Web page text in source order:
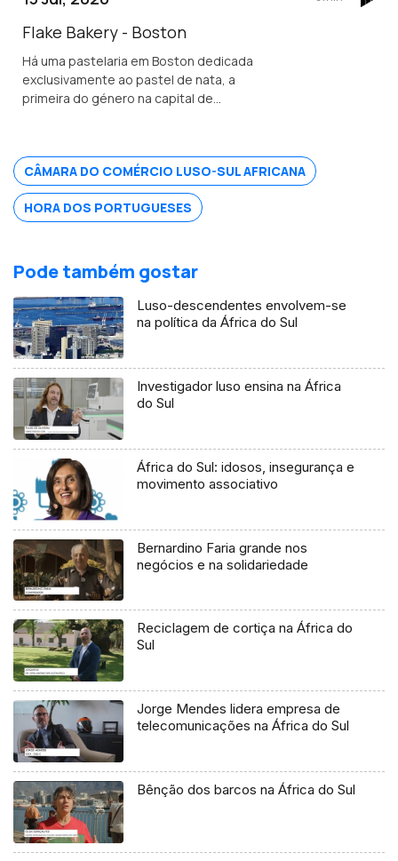
e um show audiovisual tecnológico.
Flake Bakery - Boston
Há uma pastelaria em Boston dedicada
exclusivamente ao pastel de nata, a
primeira do género na capital de
CÂMARA DO COMÉRCIO LUSO-SUL AFRICANA
HORA DOS PORTUGUESES
Pode também gostar
Luso-descendentes envolvem-se
na política da África do Sul
Investigador luso ensina na África
do Sul
África do Sul: idosos, insegurança e
movimento associativo
Bernardino Faria grande nos
negócios e na solidariedade
Reciclagem de cortiça na África do
Sul
Jorge Mendes lidera empresa de
telecomunicações na África do Sul
Bênção dos barcos na África do Sul